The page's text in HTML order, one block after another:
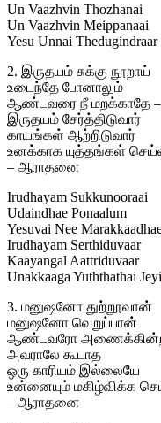
Un Vaazhvin Thozhanai
Un Vaazhvin Meippanaai
Yesu Unnai Thedugindraar
2. இருதயம் சுக்கு நூறாய்
உடைந்தே போனாலும்
ஆண்டவரை நீ மறக்காதே –
இருதயம் சேர்த்திடுவார்
காயங்கள் ஆற்றிடுவார்
உனக்காக யுத்தங்கள்
– ஆராதனை
Irudhayam Sukkunooraai
Udaindhae Ponaalum
Yesuvai Nee
Irudhayam Serthiduvaar
Kaayangal Aattriduvaar
Unakkaaga Yuththathai
3. மனுஷனோ துற்றூவான்
மனுஷனோ வெறுப்பான்
ஆண்டவரோ
அவராலே கூடாத
ஒரு காரியம் இல்லையே
உன்னையும் மகிழ்விக்க
– ஆராதனை